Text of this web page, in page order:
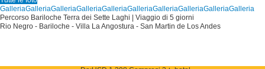
GalleriaGalleriaGalleriaGalleriaGalleriaGalleriaGalleriaGalleriaGalleriaGalleria
Percorso Bariloche Terra dei Sette Laghi | Viaggio di 5 giorni
Rio Negro - Bariloche - Villa La Angostura - San Martin de Los Andes